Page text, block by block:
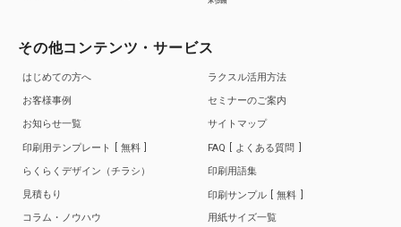
その他コンテンツ・サービス
はじめての方へ
お客様事例
お知らせ一覧
印刷用テンプレート
無料
らくらくデザイン（チラシ）
見積もり
コラム・ノウハウ
ラクスル活用方法
セミナーのご案内
サイトマップ
FAQ
よくある質問
印刷用語集
印刷サンプル
無料
用紙サイズ一覧